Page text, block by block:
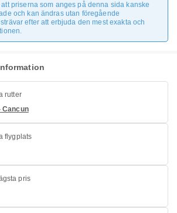
priserna som anges på denna sida kanske
och kan ändras utan föregående
efter att erbjuda den mest exakta och
rutter
Cancun
flygplats
pris